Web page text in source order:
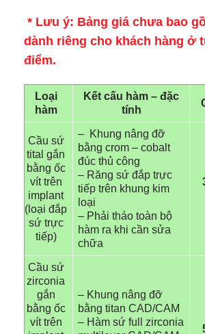
* Lưu ý: Bảng giá chưa bao
dành riêng cho khách hàng ở
điểm.
Loại
hàm
Kết cấu hàm – đặc
tính
Cầu sứ
tital gắn
bằng ốc
vít trên
implant
(loại đắp
sứ trực
tiếp)
– Khung nâng đỡ
bằng crom – cobalt
đúc thủ công
– Răng sứ đắp trực
tiếp trên khung kim
loại
– Phải tháo toàn bộ
hàm ra khi cần sửa
chữa
Cầu sứ
zirconia
gắn
bằng ốc
vít trên
– Khung nâng đỡ
bằng titan CAD/CAM
– Hàm sứ full zirconia